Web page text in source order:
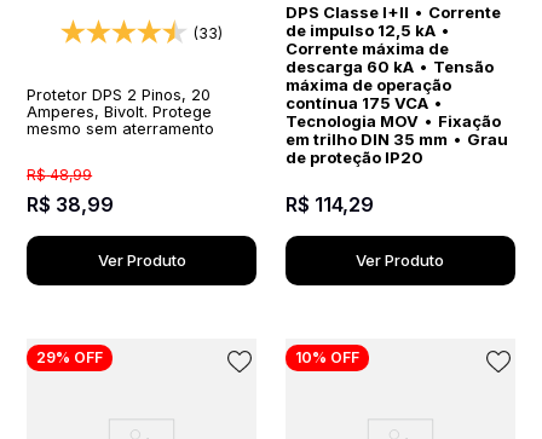
(33)
Protetor DPS 2 Pinos, 20
Amperes, Bivolt. Protege
mesmo sem aterramento
R$ 48,99
R$ 38,99
Ver Produto
DPS Classe I+II • Corrente
de impulso 12,5 kA•
Corrente máxima de
descarga 60 kA• Tensão
máxima de operação
contínua 175 VCA•
Tecnologia MOV• Fixação
em trilho DIN 35 mm • Grau
de proteção IP20
R$ 114,29
Ver Produto
29% OFF 10% OFF